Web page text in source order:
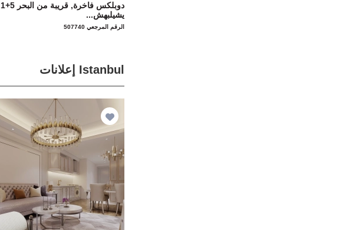
يشيلبهش...
الرقم المرجعي 507740
Istanbul إعلانات